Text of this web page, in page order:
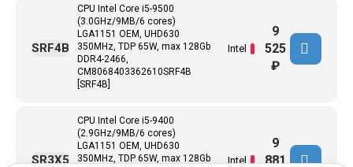
CPU Intel Core i5-9500
(3.0GHz/9MB/6 cores)
LGA1151 OEM, UHD630
350MHz, TDP 65W, max 128Gb
DDR4-2466,
CM8068403362610SRF4B
[SRF4B]
Intel
SRF4B
9
525
₽
CPU Intel Core i5-9400
(2.9GHz/9MB/6 cores)
LGA1151 OEM, UHD630
350MHz, TDP 65W, max 128Gb
Intel
SR3X5
9
881